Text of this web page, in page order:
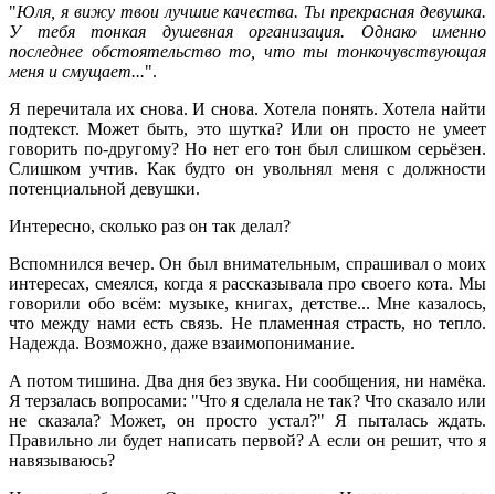
"Юля, я вижу твои лучшие качества. Ты прекрасная девушка.
У тебя тонкая душевная организация. Однако именно
последнее обстоятельство то, что ты тонкочувствующая
меня и смущает...".
Я перечитала их снова. И снова. Хотела понять. Хотела найти
подтекст. Может быть, это шутка? Или он просто не умеет
говорить по-другому? Но нет его тон был слишком серьёзен.
Слишком учтив. Как будто он увольнял меня с должности
потенциальной девушки.
Интересно, сколько раз он так делал?
Вспомнился вечер. Он был внимательным, спрашивал о моих
интересах, смеялся, когда я рассказывала про своего кота. Мы
говорили обо всём: музыке, книгах, детстве... Мне казалось,
что между нами есть связь. Не пламенная страсть, но тепло.
Надежда. Возможно, даже взаимопонимание.
А потом тишина. Два дня без звука. Ни сообщения, ни намёка.
Я терзалась вопросами: "Что я сделала не так? Что сказало или
не сказала? Может, он просто устал?" Я пыталась ждать.
Правильно ли будет написать первой? А если он решит, что я
навязываюсь?